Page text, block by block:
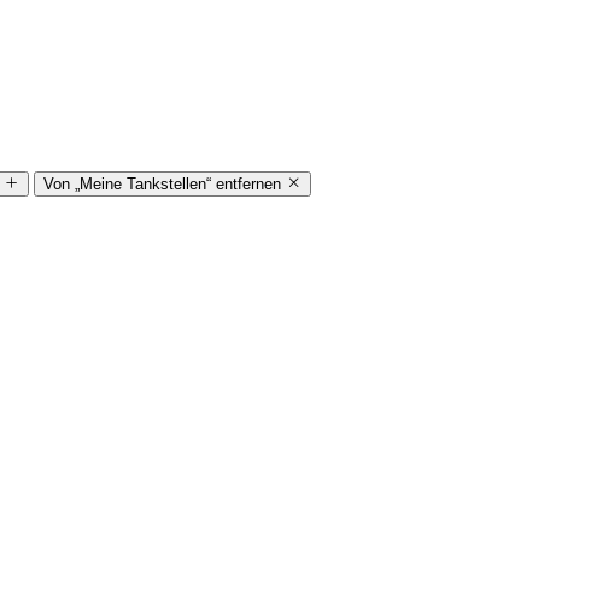
Von „Meine Tankstellen“ entfernen